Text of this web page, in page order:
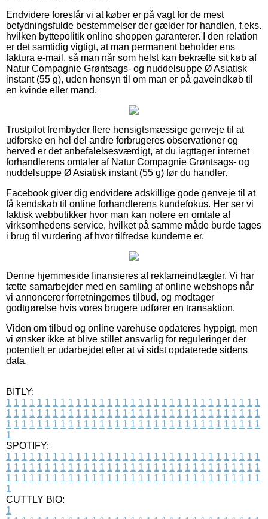
Endvidere foreslår vi at køber er på vagt for de mest
betydningsfulde bestemmelser der gælder for handlen, f.eks.
hvilken byttepolitik online shoppen garanterer. I den relation
er det samtidig vigtigt, at man permanent beholder ens
faktura e-mail, så man når som helst kan bekræfte sit køb af
Natur Compagnie Grøntsags- og nuddelsuppe Ø Asiatisk
instant (55 g), uden hensyn til om man er på gaveindkøb til
en kvinde eller mand.
Trustpilot frembyder flere hensigtsmæssige genveje til at
udforske en hel del andre forbrugeres observationer og
herved er det anbefalelsesværdigt, at du iagttager internet
forhandlerens omtaler af Natur Compagnie Grøntsags- og
nuddelsuppe Ø Asiatisk instant (55 g) før du handler.
Facebook giver dig endvidere adskillige gode genveje til at
få kendskab til online forhandlerens kundefokus. Her ser vi
faktisk webbutikker hvor man kan notere en omtale af
virksomhedens service, hvilket på samme måde burde tages
i brug til vurdering af hvor tilfredse kunderne er.
Denne hjemmeside finansieres af reklameindtægter. Vi har
tætte samarbejder med en samling af online webshops når
vi annoncerer forretningernes tilbud, og modtager
godtgørelse hvis vores brugere udfører en transaktion.
Viden om tilbud og online varehuse opdateres hyppigt, men
vi ønsker ikke at blive stillet ansvarlig for reguleringer der
potentielt er udarbejdet efter at vi sidst opdaterede sidens
data.
BITLY:
1 1 1 1 1 1 1 1 1 1 1 1 1 1 1 1 1 1 1 1 1 1 1 1 1 1 1 1 1 1 1 1 1
1 1 1 1 1 1 1 1 1 1 1 1 1 1 1 1 1 1 1 1 1 1 1 1 1 1 1 1 1 1 1 1 1
1 1 1 1 1 1 1 1 1 1 1 1 1 1 1 1 1 1 1 1 1 1 1 1 1 1 1 1 1 1 1 1 1
1
SPOTIFY:
1 1 1 1 1 1 1 1 1 1 1 1 1 1 1 1 1 1 1 1 1 1 1 1 1 1 1 1 1 1 1 1 1
1 1 1 1 1 1 1 1 1 1 1 1 1 1 1 1 1 1 1 1 1 1 1 1 1 1 1 1 1 1 1 1 1
1 1 1 1 1 1 1 1 1 1 1 1 1 1 1 1 1 1 1 1 1 1 1 1 1 1 1 1 1 1 1 1 1
1
CUTTLY BIO:
1